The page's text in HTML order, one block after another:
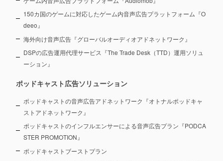
150カ国のゲームに対応したゲーム内音声広告プラットフォーム『O
deeo』
海外向け音声広告『グローバルオーディオアドネットワーク』
DSPの広告運用代理サービス『The Trade Desk（TTD）運用ソリュ
ーション』
ポッドキャスト広告ソリューション
ポッドキャストの音声広告アドネットワーク『オトナルポッドキャ
ストアドネットワーク』
ポッドキャストのインフルエンサーによる音声広告プラン『PODCA
STER PROMOTION』
ポッドキャストブーストプラン